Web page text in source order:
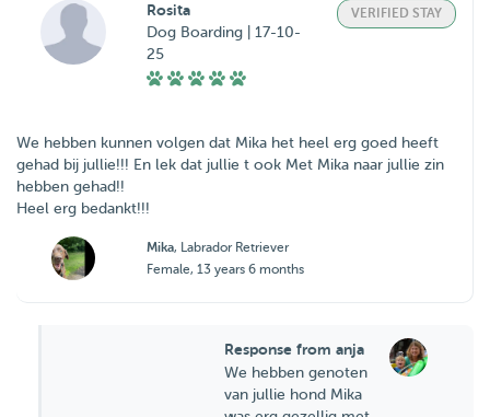
Rosita
Dog Boarding | 17-10-
25
VERIFIED STAY
We hebben kunnen volgen dat Mika het heel erg goed heeft
gehad bij jullie!!! En lek dat jullie t ook Met Mika naar jullie zin
hebben gehad!!
Heel erg bedankt!!!
Mika, Labrador Retriever
Female, 13 years 6 months
Response from anja
We hebben genoten
van jullie hond Mika